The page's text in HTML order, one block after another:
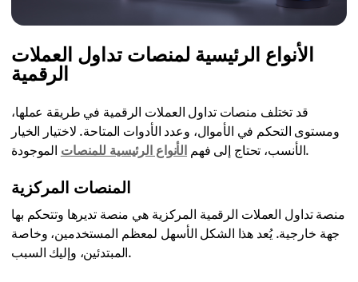
الأنواع الرئيسية لمنصات تداول العملات
الرقمية
قد تختلف منصات تداول العملات الرقمية في طريقة عملها،
ومستوى التحكم في الأموال، وعدد الأدوات المتاحة. لاختيار الخيار
الأنسب، تحتاج إلى فهم الأنواع الرئيسية للمنصات الموجودة.
المنصات المركزية
منصة تداول العملات الرقمية المركزية هي منصة تديرها وتتحكم بها
جهة خارجية. يُعد هذا الشكل الأسهل لمعظم المستخدمين، وخاصة
المبتدئين، وإليك السبب.